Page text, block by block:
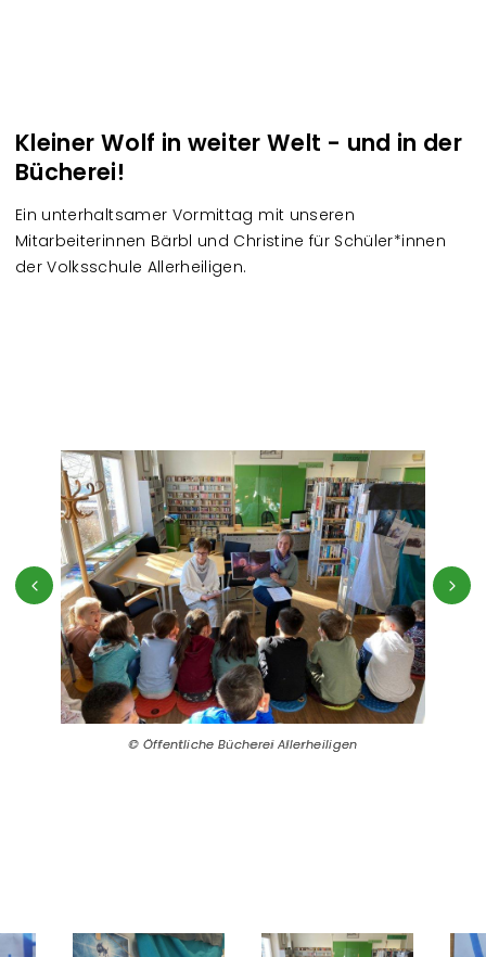
Kleiner Wolf in weiter Welt - und in der
Bücherei!
Ein unterhaltsamer Vormittag mit unseren
Mitarbeiterinnen Bärbl und Christine für Schüler*innen
der Volksschule Allerheiligen.
Öffentliche Bücherei Allerheiligen